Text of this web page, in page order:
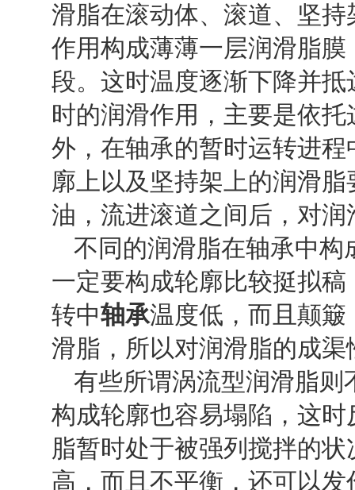
滑脂在滚动体、滚道、坚
作用构成薄薄一层润滑脂
段。这时温度逐渐下降并
时的润滑作用，主要是依
外，在轴承的暂时运转进
廓上以及坚持架上的润滑
油，流进滚道之间后，对
不同的润滑脂在轴承中
一定要构成轮廓比较挺拟
转中轴承温度低，而且颠
滑脂，所以对润滑脂的成渠
有些所谓涡流型润滑脂
构成轮廓也容易塌陷，这
脂暂时处于被强列搅拌的
高，而且不平衡，还可以